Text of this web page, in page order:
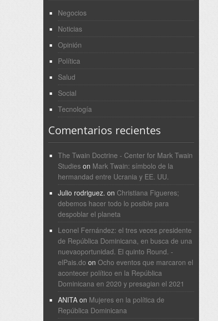
Negocios
Noticias
Opinión
Política
Salud
Social
Tecnología
Comentarios recientes
The Twain Doctrine - Center for Mark Twain
Studieson Mark Twain: símbolo de la
hermandad entre Ucrania y EE. UU.
Julio rodriguez. on Christiana Figueres;
debemos hacer todo lo posible para
despoblar el planeta
Leonel Fernández: el tres veces presidente
de República Dominicana, en busca de una
nuevaoportunidad. El quinto Round. -
elPais.do on Ocho eventos que marcaron el
acontecer político en la República
Dominicana en 2020 y presagian el 2021
ANITAon Mujeres en la política de
República Dominicana